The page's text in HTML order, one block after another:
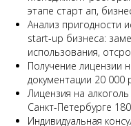
этапе старт ап,
Анализ пригодности
start-up бизнеса:
использования,
Получение лицензии
документации 20 000
Лицензия на
Санкт-Петербурге
Индивидуальная